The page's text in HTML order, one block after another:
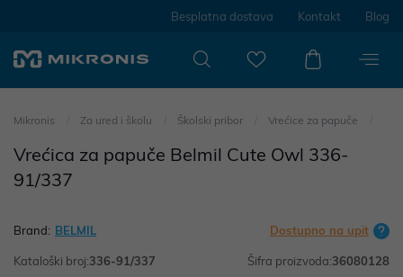
Besplatna dostava Kontakt Blog
Mikronis Za ured i školu Školski pribor Vrećice za papuče
Vrećica za papuče Belmil Cute Owl 336-
91/337
Brand: BELMIL Dostupno na upit
Kataloški broj:336-91/337 Šifra proizvoda:36080128